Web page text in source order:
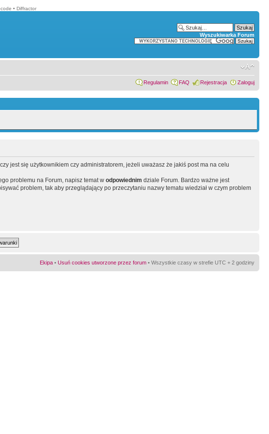
• Diffractor
Wyszukiwarka Forum
Regulamin FAQ Rejestracja Zaloguj
jest się użytkownikiem czy administratorem, jeżeli uważasz że jakiś post ma na celu
problemu na Forum, napisz temat w odpowiednim dziale Forum. Bardzo ważne jest
problem, tak aby przeglądający po przeczytaniu nazwy tematu wiedział w czym problem
Ekipa • Usuń cookies utworzone przez forum • Wszystkie czasy w strefie UTC + 2 godziny